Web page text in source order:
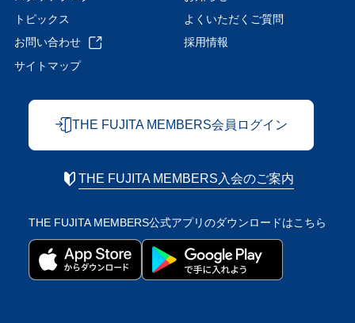
トピックス
よくいただくご質問
お問い合わせ
採用情報
サイトマップ
THE FUJITA MEMBERS会員ログイン
THE FUJITA MEMBERS入会のご案内
THE FUJITA MEMBERS公式アプリのダウンロードはこちら